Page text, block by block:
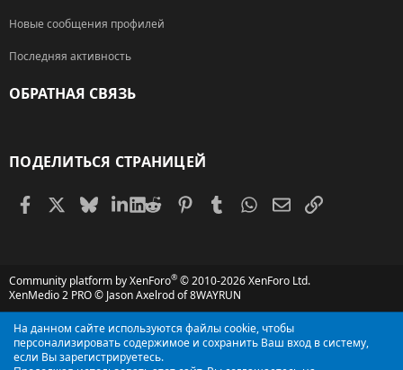
Новые сообщения профилей
Последняя активность
ОБРАТНАЯ СВЯЗЬ
ПОДЕЛИТЬСЯ СТРАНИЦЕЙ
FacebookX (Twitter)
BlueskyLinkedIn
Reddit PinterestTumblr WhatsApp
Электронная
Ссылка
Community platform by XenForo® © 2010-2026 XenForo Ltd.
XenMedio 2 PRO© Jason Axelrod of8WAYRUN
На данном сайте используются файлы cookie, чтобы
персонализировать содержимое и сохранить Ваш вход в систему,
если Вы зарегистрируетесь.